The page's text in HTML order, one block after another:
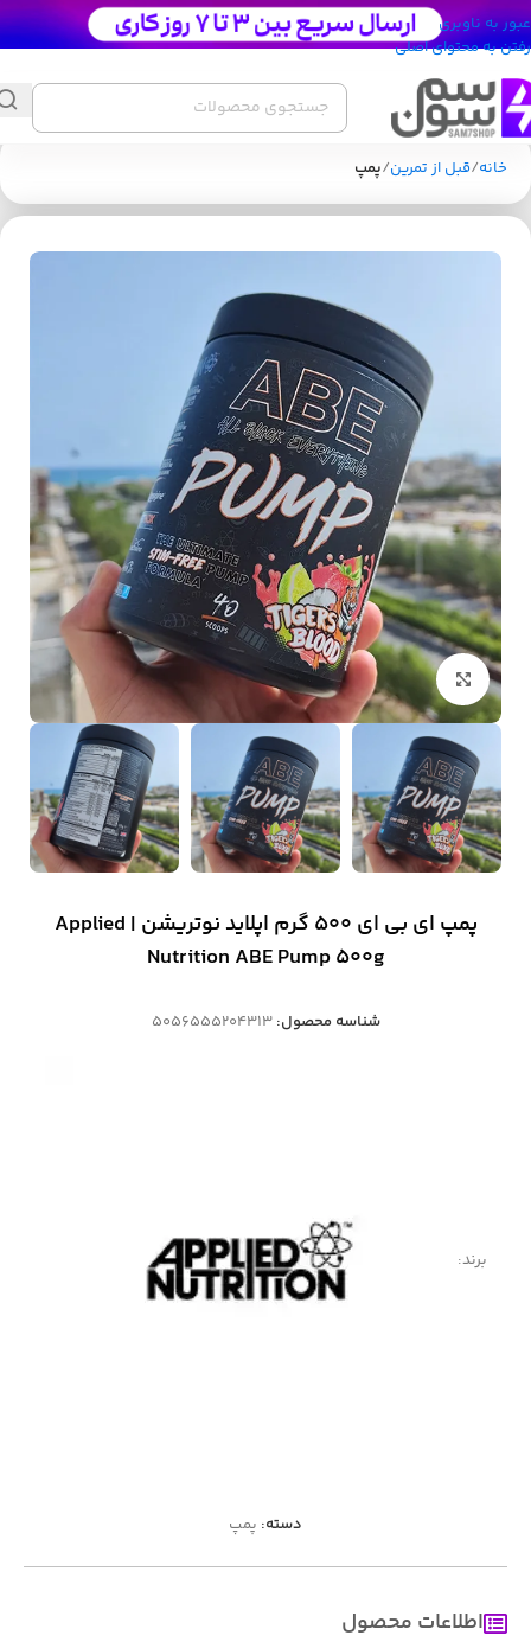
عبور به ناوبری
رفتن به محتوای اصلی
خانه قبل از تمرین پمپ
بزرگنمایی تصویر
پمپ ای بی ای 500 گرم اپلاید نوتریشن | Applied
Nutrition ABE Pump 500g
شناسه محصول:5056555204313
برند:
دسته: پمپ
اطلاعات محصول